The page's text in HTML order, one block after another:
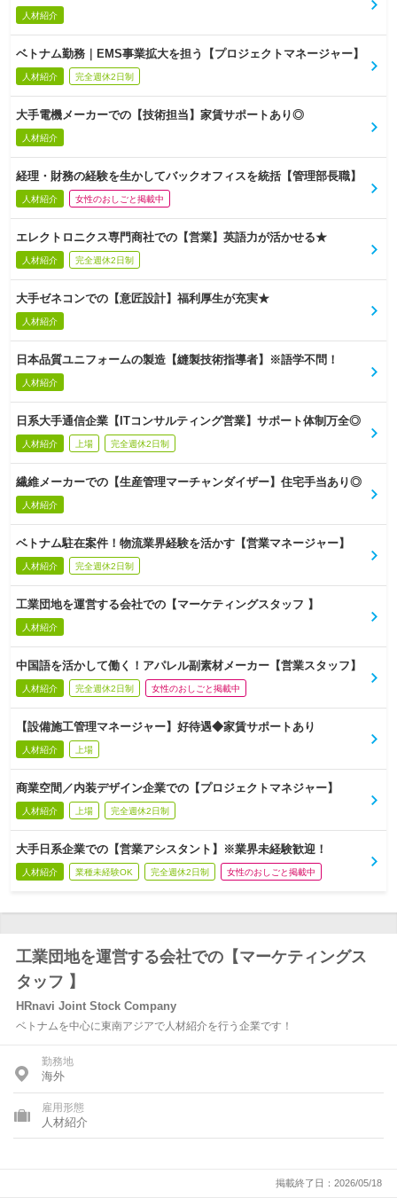
人材紹介
ベトナム勤務｜EMS事業拡大を担う【プロジェクトマネージャー】
人材紹介 完全週休2日制
大手電機メーカーでの【技術担当】家賃サポートあり◎
人材紹介
経理・財務の経験を生かしてバックオフィスを統括【管理部長職】
人材紹介 女性のおしごと掲載中
エレクトロニクス専門商社での【営業】英語力が活かせる★
人材紹介 完全週休2日制
大手ゼネコンでの【意匠設計】福利厚生が充実★
人材紹介
日本品質ユニフォームの製造【縫製技術指導者】※語学不問！
人材紹介
日系大手通信企業【ITコンサルティング営業】サポート体制万全◎
人材紹介 上場 完全週休2日制
繊維メーカーでの【生産管理マーチャンダイザー】住宅手当あり◎
人材紹介
ベトナム駐在案件！物流業界経験を活かす【営業マネージャー】
人材紹介 完全週休2日制
工業団地を運営する会社での【マーケティングスタッフ 】
人材紹介
中国語を活かして働く！アパレル副素材メーカー【営業スタッフ】
人材紹介 完全週休2日制 女性のおしごと掲載中
【設備施工管理マネージャー】好待遇◆家賃サポートあり
人材紹介 上場
商業空間／内装デザイン企業での【プロジェクトマネジャー】
人材紹介 上場 完全週休2日制
大手日系企業での【営業アシスタント】※業界未経験歓迎！
人材紹介 業種未経験OK 完全週休2日制 女性のおしごと掲載中
工業団地を運営する会社での【マーケティングス
タッフ 】
HRnavi Joint Stock Company
ベトナムを中心に東南アジアで人材紹介を行う企業です！
勤務地
海外
雇用形態
人材紹介
掲載終了日：2026/05/18